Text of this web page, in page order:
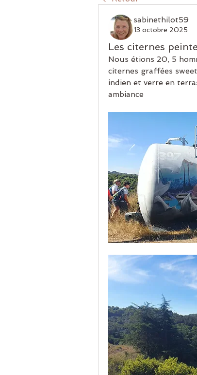
sabinethilot59
13 octobre 2025
Les citernes
Nous étions 20, 5
citernes graffées
indien et verre en
ambiance